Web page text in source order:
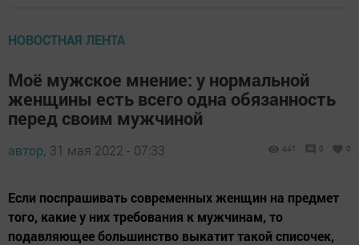
НОВОСТНАЯ ЛЕНТА
Моё мужское мнение: у нормальной
женщины есть всего одна обязанность
перед своим мужчиной
автор, 31 мая 2022 - 07:33 441 0 0
Если поспрашивать современных женщин на предмет
того, какие у них требования к мужчинам, то
подавляющее большинство выкатит такой списочек,